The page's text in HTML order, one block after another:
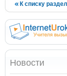
К списку
Новости